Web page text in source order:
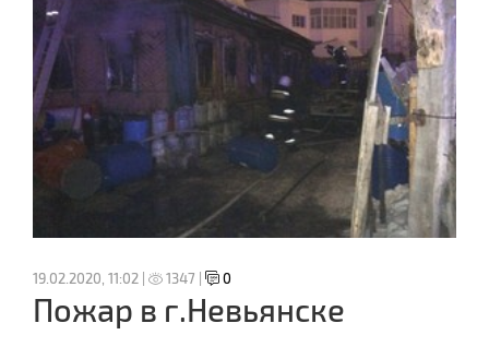
19.02.2020, 11:02 | 1347 | 0
Пожар в г.Невьянске